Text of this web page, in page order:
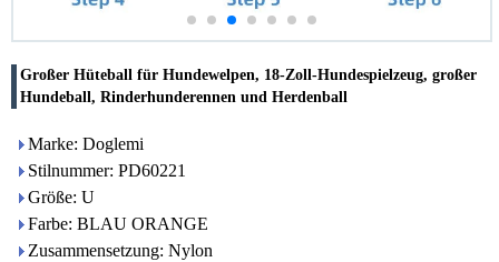
Großer Hüteball für Hundewelpen, 18-Zoll-Hundespielzeug, großer
Hundeball, Rinderhunderennen und Herdenball
Marke: Doglemi
Stilnummer: PD60221
Größe: U
Farbe: BLAU ORANGE
Zusammensetzung: Nylon